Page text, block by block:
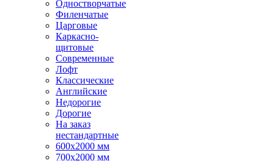
Одностворчатые
Филенчатые
Царговые
Каркасно-
щитовые
Современные
Лофт
Классические
Английские
Недорогие
Дорогие
На заказ
нестандартные
600х2000 мм
700х2000 мм